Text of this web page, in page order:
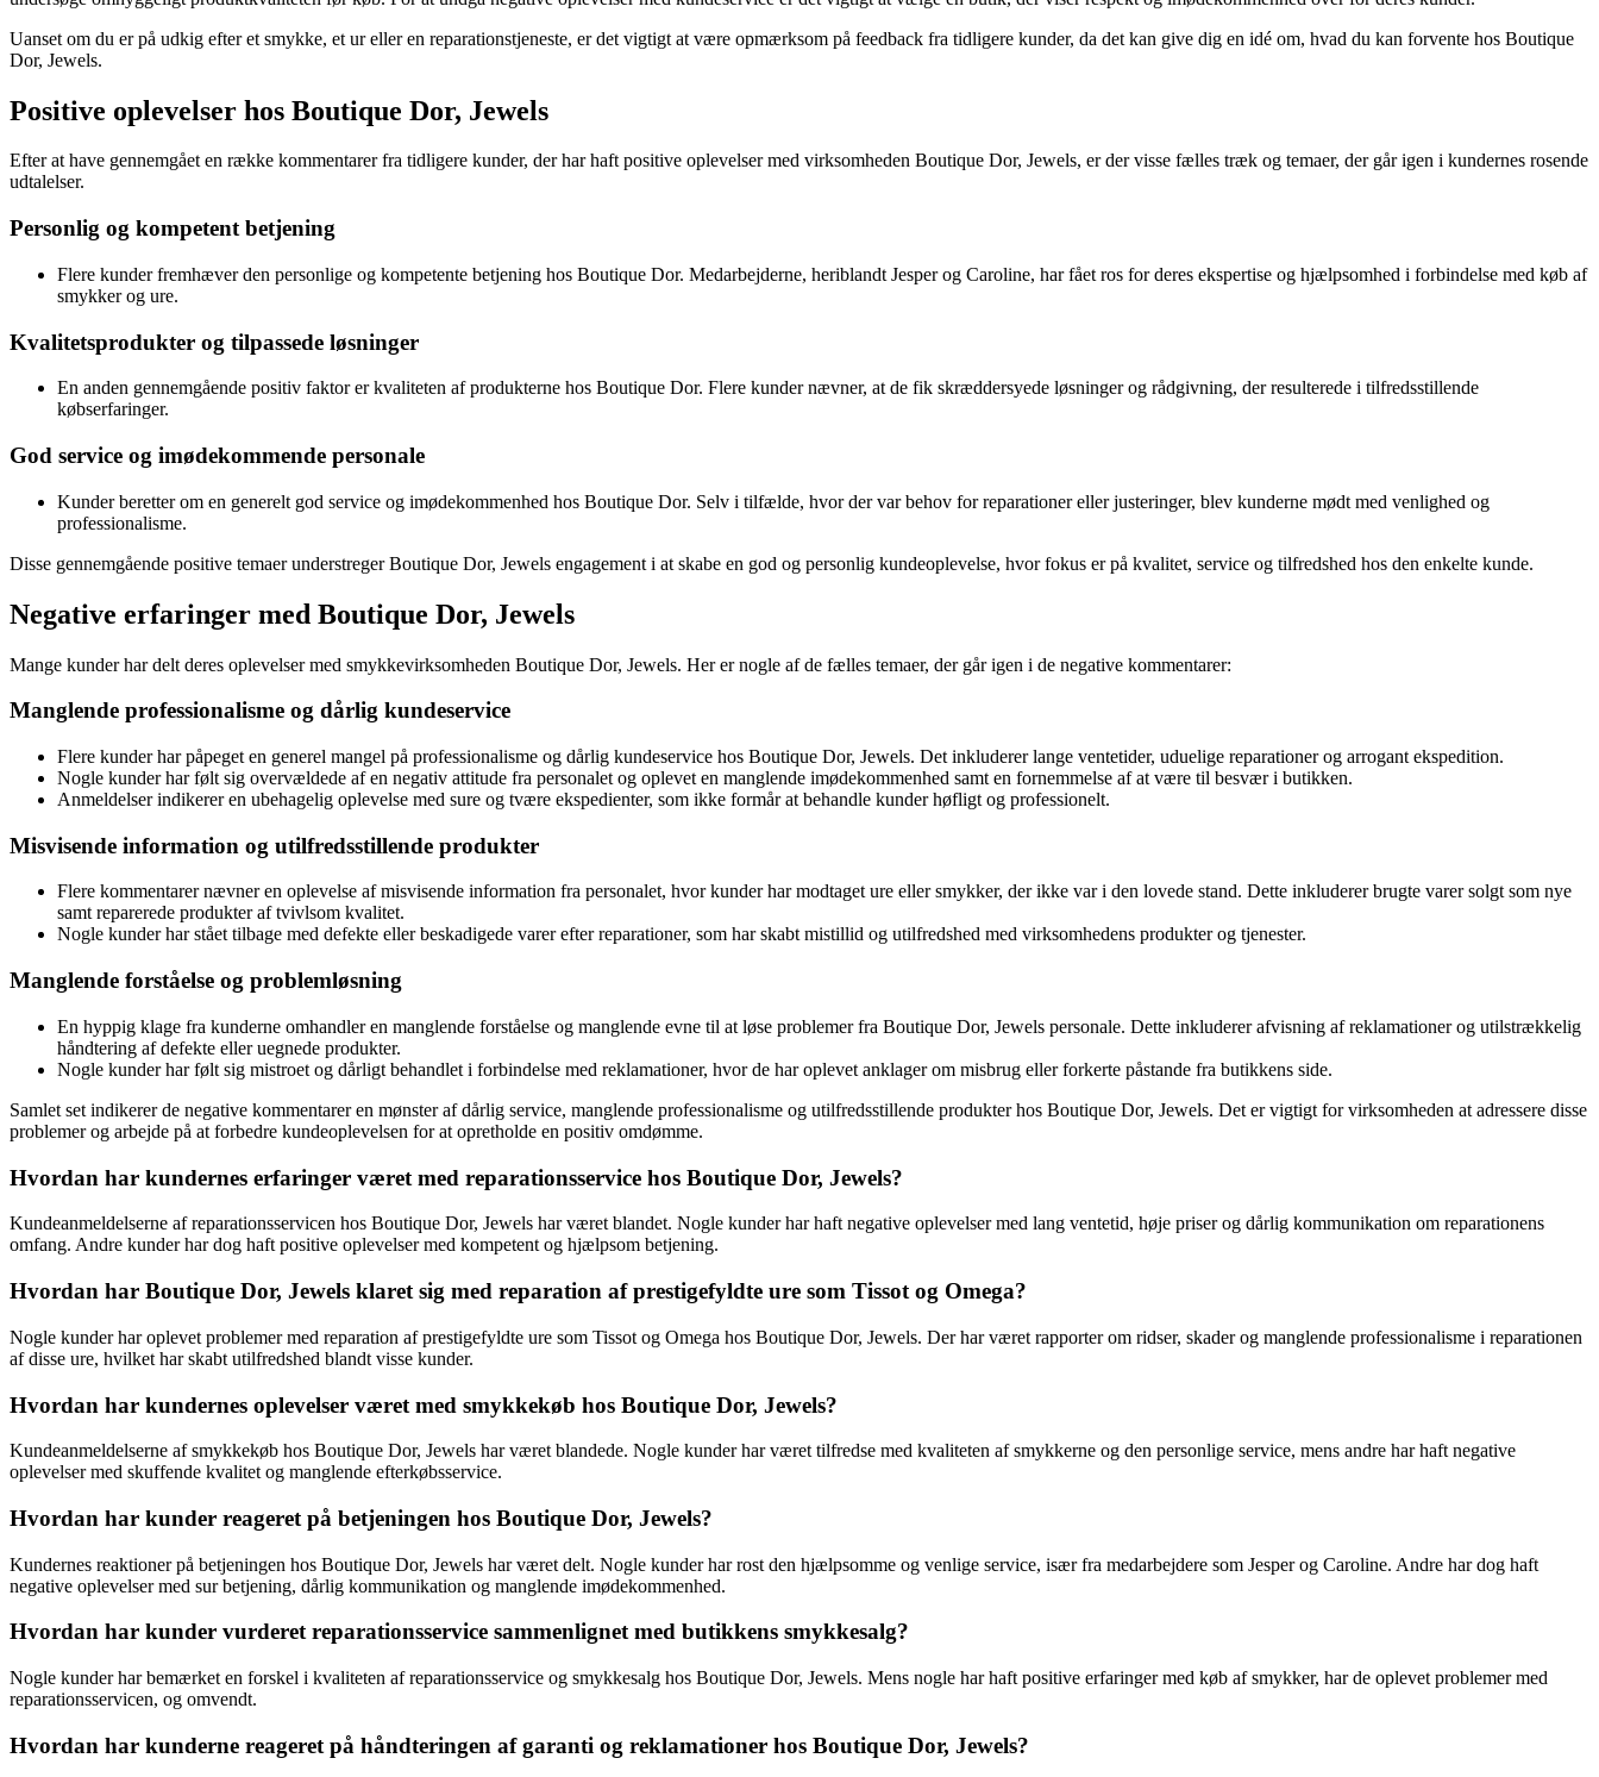
Uanset om du er på udkig efter et smykke, et ur eller en reparationstjeneste, er det vigtigt at være opmærksom på feedback fra tidligere kunder, da det kan give dig en idé om, hvad du kan forvente hos Boutique
Dor, Jewels.
Positive oplevelser hos Boutique Dor, Jewels
Efter at have gennemgået en række kommentarer fra tidligere kunder, der har haft positive oplevelser med virksomheden Boutique Dor, Jewels, er der visse fælles træk og temaer, der går igen i kundernes rosende
udtalelser.
Personlig og kompetent betjening
Flere kunder fremhæver den personlige og kompetente betjening hos Boutique Dor. Medarbejderne, heriblandt Jesper og Caroline, har fået ros for deres ekspertise og hjælpsomhed i forbindelse med køb af
smykker og ure.
Kvalitetsprodukter og tilpassede løsninger
En anden gennemgående positiv faktor er kvaliteten af produkterne hos Boutique Dor. Flere kunder nævner, at de fik skræddersyede løsninger og rådgivning, der resulterede i tilfredsstillende
købserfaringer.
God service og imødekommende personale
Kunder beretter om en generelt god service og imødekommenhed hos Boutique Dor. Selv i tilfælde, hvor der var behov for reparationer eller justeringer, blev kunderne mødt med venlighed og
professionalisme.
Disse gennemgående positive temaer understreger Boutique Dor, Jewels engagement i at skabe en god og personlig kundeoplevelse, hvor fokus er på kvalitet, service og tilfredshed hos den enkelte kunde.
Negative erfaringer med Boutique Dor, Jewels
Mange kunder har delt deres oplevelser med smykkevirksomheden Boutique Dor, Jewels. Her er nogle af de fælles temaer, der går igen i de negative kommentarer:
Manglende professionalisme og dårlig kundeservice
Flere kunder har påpeget en generel mangel på professionalisme og dårlig kundeservice hos Boutique Dor, Jewels. Det inkluderer lange ventetider, uduelige reparationer og arrogant ekspedition.
Nogle kunder har følt sig overvældede af en negativ attitude fra personalet og oplevet en manglende imødekommenhed samt en fornemmelse af at være til besvær i butikken.
Anmeldelser indikerer en ubehagelig oplevelse med sure og tvære ekspedienter, som ikke formår at behandle kunder høfligt og professionelt.
Misvisende information og utilfredsstillende produkter
Flere kommentarer nævner en oplevelse af misvisende information fra personalet, hvor kunder har modtaget ure eller smykker, der ikke var i den lovede stand. Dette inkluderer brugte varer solgt som nye
samt reparerede produkter af tvivlsom kvalitet.
Nogle kunder har stået tilbage med defekte eller beskadigede varer efter reparationer, som har skabt mistillid og utilfredshed med virksomhedens produkter og tjenester.
Manglende forståelse og problemløsning
En hyppig klage fra kunderne omhandler en manglende forståelse og manglende evne til at løse problemer fra Boutique Dor, Jewels personale. Dette inkluderer afvisning af reklamationer og utilstrækkelig
håndtering af defekte eller uegnede produkter.
Nogle kunder har følt sig mistroet og dårligt behandlet i forbindelse med reklamationer, hvor de har oplevet anklager om misbrug eller forkerte påstande fra butikkens side.
Samlet set indikerer de negative kommentarer en mønster af dårlig service, manglende professionalisme og utilfredsstillende produkter hos Boutique Dor, Jewels. Det er vigtigt for virksomheden at adressere disse
problemer og arbejde på at forbedre kundeoplevelsen for at opretholde en positiv omdømme.
Hvordan har kundernes erfaringer været med reparationsservice hos Boutique Dor, Jewels?
Kundeanmeldelserne af reparationsservicen hos Boutique Dor, Jewels har været blandet. Nogle kunder har haft negative oplevelser med lang ventetid, høje priser og dårlig kommunikation om reparationens
omfang. Andre kunder har dog haft positive oplevelser med kompetent og hjælpsom betjening.
Hvordan har Boutique Dor, Jewels klaret sig med reparation af prestigefyldte ure som Tissot og Omega?
Nogle kunder har oplevet problemer med reparation af prestigefyldte ure som Tissot og Omega hos Boutique Dor, Jewels. Der har været rapporter om ridser, skader og manglende professionalisme i reparationen
af disse ure, hvilket har skabt utilfredshed blandt visse kunder.
Hvordan har kundernes oplevelser været med smykkekøb hos Boutique Dor, Jewels?
Kundeanmeldelserne af smykkekøb hos Boutique Dor, Jewels har været blandede. Nogle kunder har været tilfredse med kvaliteten af smykkerne og den personlige service, mens andre har haft negative
oplevelser med skuffende kvalitet og manglende efterkøbsservice.
Hvordan har kunder reageret på betjeningen hos Boutique Dor, Jewels?
Kundernes reaktioner på betjeningen hos Boutique Dor, Jewels har været delt. Nogle kunder har rost den hjælpsomme og venlige service, især fra medarbejdere som Jesper og Caroline. Andre har dog haft
negative oplevelser med sur betjening, dårlig kommunikation og manglende imødekommenhed.
Hvordan har kunder vurderet reparationsservice sammenlignet med butikkens smykkesalg?
Nogle kunder har bemærket en forskel i kvaliteten af reparationsservice og smykkesalg hos Boutique Dor, Jewels. Mens nogle har haft positive erfaringer med køb af smykker, har de oplevet problemer med
reparationsservicen, og omvendt.
Hvordan har kunderne reageret på håndteringen af garanti og reklamationer hos Boutique Dor, Jewels?